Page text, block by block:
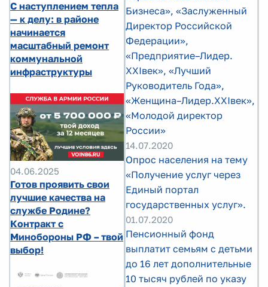
С наступлением тепла
— к делу: в районе
начинается
масштабный ремонт
коммунальной
инфраструктуры
04.06.2025
Готов проявить свои
лучшие качества на
службе Родине?
Контракт с
Минобороны РФ – твой
выбор!
Бизнеса», «Заслуженный
Директор Российской
Федерации»,
«Предприятие–Лидер.
XXIвек», «Лучший
Руководитель Года»,
«Женщина–Лидер.XXIвек»,
«Молодой директор
России»
14.07.2020
Опрос населения на тему
«Получение услуг через
Единый портал
государственных услуг».
01.07.2020
Пенсионный фонд
выплатит семьям с детьми
до 16 лет дополнительные
10 тысяч рублей по указу